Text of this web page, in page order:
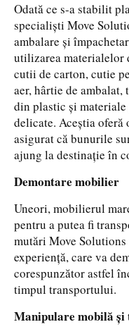
Odată ce s-a stabilit
specialiști Move
ambalare și
utilizarea materialelor
cutii de carton, cutie
aer, hârtie de
din plastic și
delicate. Aceștia oferă
asigurat că bunurile
ajung la destinație în
Demontare mobilier
Uneori, mobilierul
pentru a putea fi
mutări Move
experiență, care va
corespunzător astfel
timpul transportului.
Manipulare mobilă